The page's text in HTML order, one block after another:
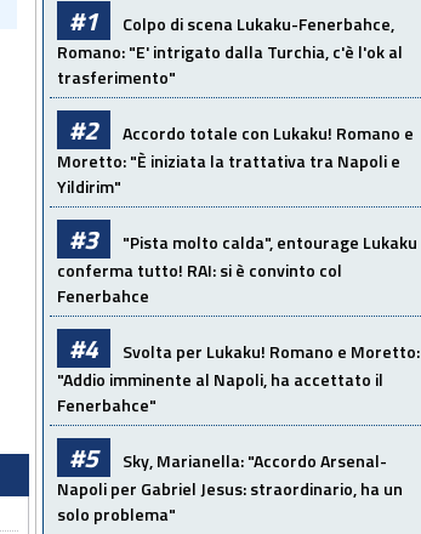
#1
Colpo di scena Lukaku-Fenerbahce,
Romano: "E' intrigato dalla Turchia, c'è l'ok al
trasferimento"
#2
Accordo totale con Lukaku! Romano e
Moretto: "È iniziata la trattativa tra Napoli e
Yildirim"
#3
"Pista molto calda", entourage Lukaku
conferma tutto! RAI: si è convinto col
Fenerbahce
#4
Svolta per Lukaku! Romano e Moretto:
"Addio imminente al Napoli, ha accettato il
Fenerbahce"
#5
Sky, Marianella: "Accordo Arsenal-
Napoli per Gabriel Jesus: straordinario, ha un
solo problema"